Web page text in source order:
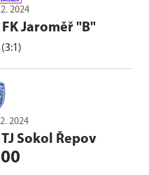
2024
FK Jaroměř "B"
(3:1)
2024
TJ Sokol Řepov